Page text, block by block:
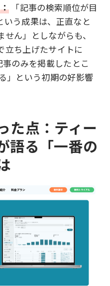
「記事の検索順位が目
いう成果は、正直なと
ん」としながらも、
立ち上げたサイトに
のみを掲載したとこ
」という初期の好影響
た点：ティー
語る「一番の